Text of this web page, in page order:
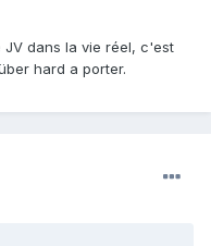
dans la vie réel, c'est
hard a porter.